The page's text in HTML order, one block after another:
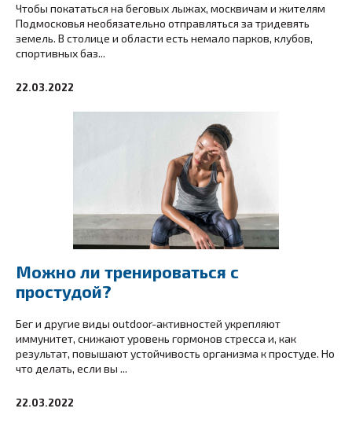
Чтобы покататься на беговых лыжах, москвичам и жителям
Подмосковья необязательно отправляться за тридевять
земель. В столице и области есть немало парков, клубов,
спортивных баз...
22.03.2022
Можно ли тренироваться с
простудой?
Бег и другие виды outdoor-активностей укрепляют
иммунитет, снижают уровень гормонов стресса и, как
результат, повышают устойчивость организма к простуде. Но
что делать, если вы ...
22.03.2022